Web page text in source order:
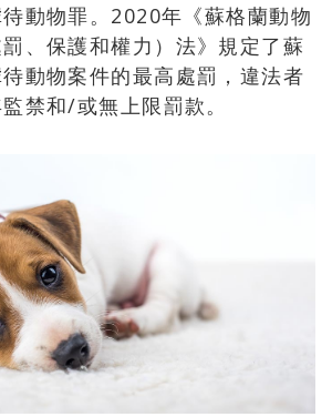
動物罪。2020年《蘇格蘭動物
、保護和權力）法》規定了蘇
動物案件的最高處罰，違法者
禁和/或無上限罰款。